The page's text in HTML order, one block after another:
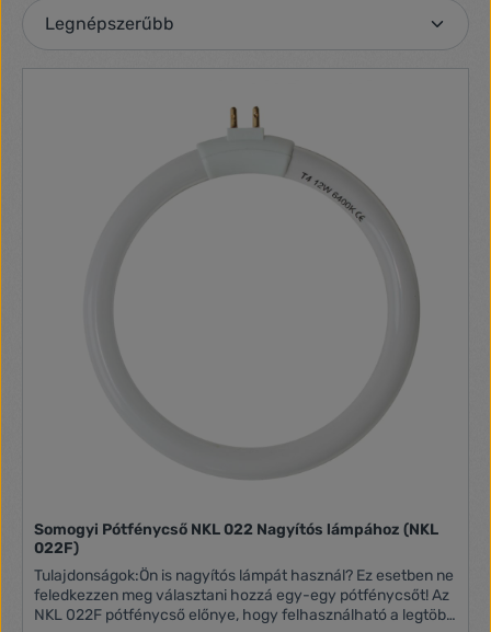
Somogyi Pótfénycső NKL 022 Nagyítós lámpához (NKL
022F)
Tulajdonságok:Ön is nagyítós lámpát használ? Ez esetben ne
feledkezzen meg választani hozzá egy-egy pótfénycsőt! Az
NKL 022F pótfénycső előnye, hogy felhasználható a legtöbb